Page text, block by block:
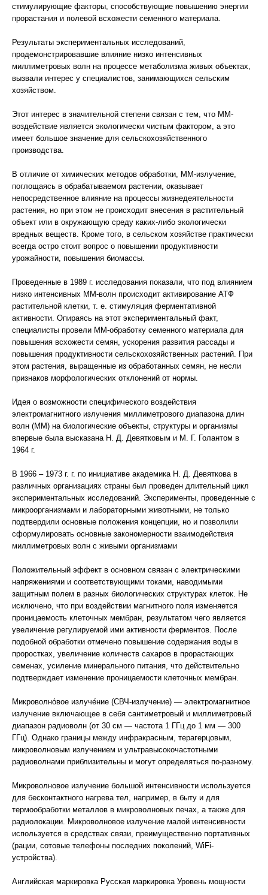
стимулирующие факторы, способствующие повышению энергии
прорастания и полевой всхожести семенного материала.
Результаты экспериментальных исследований,
продемонстрировавшие влияние низко интенсивных
миллиметровых волн на процессе метаболизма живых объектах,
вызвали интерес у специалистов, занимающихся сельским
хозяйством.
Этот интерес в значительной степени связан с тем, что ММ-
воздействие является экологически чистым фактором, а это
имеет большое значение для сельскохозяйственного
производства.
В отличие от химических методов обработки, ММ-излучение,
поглощаясь в обрабатываемом растении, оказывает
непосредственное влияние на процессы жизнедеятельности
растения, но при этом не происходит внесения в растительный
объект или в окружающую среду каких-либо экологически
вредных веществ. Кроме того, в сельском хозяйстве практически
всегда остро стоит вопрос о повышении продуктивности
урожайности, повышения биомассы.
Проведенные в 1989 г. исследования показали, что под влиянием
низко интенсивных ММ-волн происходит активирование АТФ
растительной клетки, т. е. стимуляция ферментативной
активности. Опираясь на этот экспериментальный факт,
специалисты провели ММ-обработку семенного материала для
повышения всхожести семян, ускорения развития рассады и
повышения продуктивности сельскохозяйственных растений. При
этом растения, выращенные из обработанных семян, не несли
признаков морфологических отклонений от нормы.
Идея о возможности специфического воздействия
электромагнитного излучения миллиметрового диапазона длин
волн (ММ) на биологические объекты, структуры и организмы
впервые была высказана Н. Д. Девятковым и М. Г. Голантом в
1964 г.
В 1966 – 1973 г. г. по инициативе академика Н. Д. Девяткова в
различных организациях страны был проведен длительный цикл
экспериментальных исследований. Эксперименты, проведенные с
микроорганизмами и лабораторными животными, не только
подтвердили основные положения концепции, но и позволили
сформулировать основные закономерности взаимодействия
миллиметровых волн с живыми организмами
Положительный эффект в основном связан с электрическими
напряжениями и соответствующими токами, наводимыми
защитным полем в разных биологических структурах клеток. Не
исключено, что при воздействии магнитного поля изменяется
проницаемость клеточных мембран, результатом чего является
увеличение регулируемой ими активности ферментов. После
подобной обработки отмечено повышение содержания воды в
проростках, увеличение количеств сахаров в прорастающих
семенах, усиление минерального питания, что действительно
подтверждает изменение проницаемости клеточных мембран.
Микроволно́вое излуче́ние (СВЧ-излучение) — электромагнитное
излучение включающее в себя сантиметровый и миллиметровый
диапазон радиоволн (от 30 см — частота 1 ГГц до 1 мм — 300
ГГц). Однако границы между инфракрасным, терагерцовым,
микроволновым излучением и ультравысокочастотными
радиоволнами приблизительны и могут определяться по-разному.
Микроволновое излучение большой интенсивности используется
для бесконтактного нагрева тел, например, в быту и для
термообработки металлов в микроволновых печах, а также для
радиолокации. Микроволновое излучение малой интенсивности
используется в средствах связи, преимущественно портативных
(рации, сотовые телефоны последних поколений, WiFi-
устройства).
Английская маркировка Русская маркировка Уровень мощности